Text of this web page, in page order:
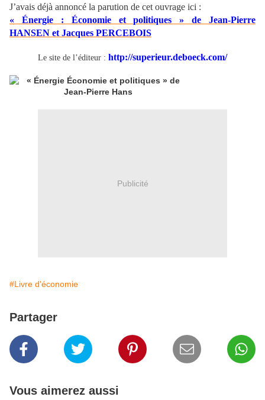
J’avais déjà annoncé la parution de cet ouvrage ici :
« Énergie : Économie et politiques » de Jean-Pierre
HANSEN et Jacques PERCEBOIS
Le site de l’éditeur : http://superieur.deboeck.com/
Publicité
#Livre d'économie
Partager
Vous aimerez aussi